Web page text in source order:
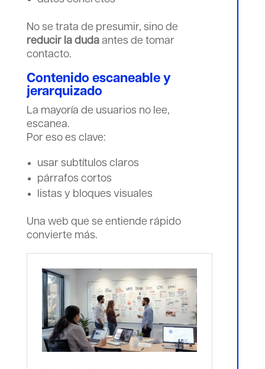
No se trata de presumir, sino de
reducir la dudaantes de tomar
contacto.
Contenido escaneable y
jerarquizado
La mayoría de usuarios no lee,
escanea.
Por eso es clave:
usar subtítulos claros
párrafos cortos
listas y bloques visuales
Una web que se entiende rápido
convierte más.